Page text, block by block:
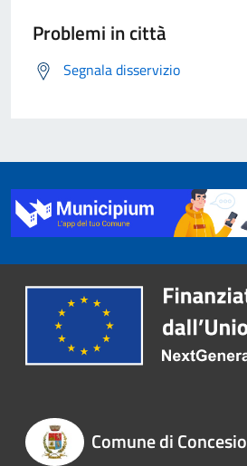
Problemi in città
Segnala disservizio
Comune di Concesio